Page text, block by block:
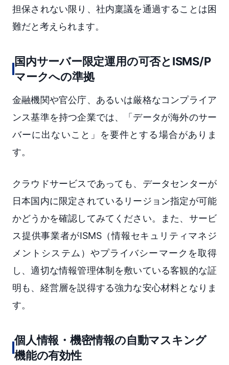
担保されない限り、社内稟議を通過することは困
難だと考えられます。
国内サーバー限定運用の可否とISMS/P
マークへの準拠
金融機関や官公庁、あるいは厳格なコンプライア
ンス基準を持つ企業では、「データが海外のサー
バーに出ないこと」を要件とする場合がありま
す。
クラウドサービスであっても、データセンターが
日本国内に限定されているリージョン指定が可能
かどうかを確認してみてください。また、サービ
ス提供事業者がISMS（情報セキュリティマネジ
メントシステム）やプライバシーマークを取得
し、適切な情報管理体制を敷いている客観的な証
明も、経営層を説得する強力な安心材料となりま
す。
個人情報・機密情報の自動マスキング
機能の有効性